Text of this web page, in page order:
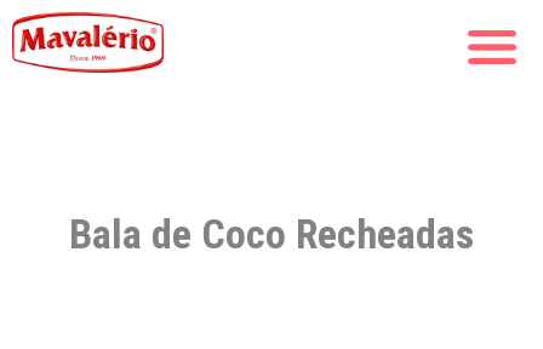
Bala de Coco Recheadas